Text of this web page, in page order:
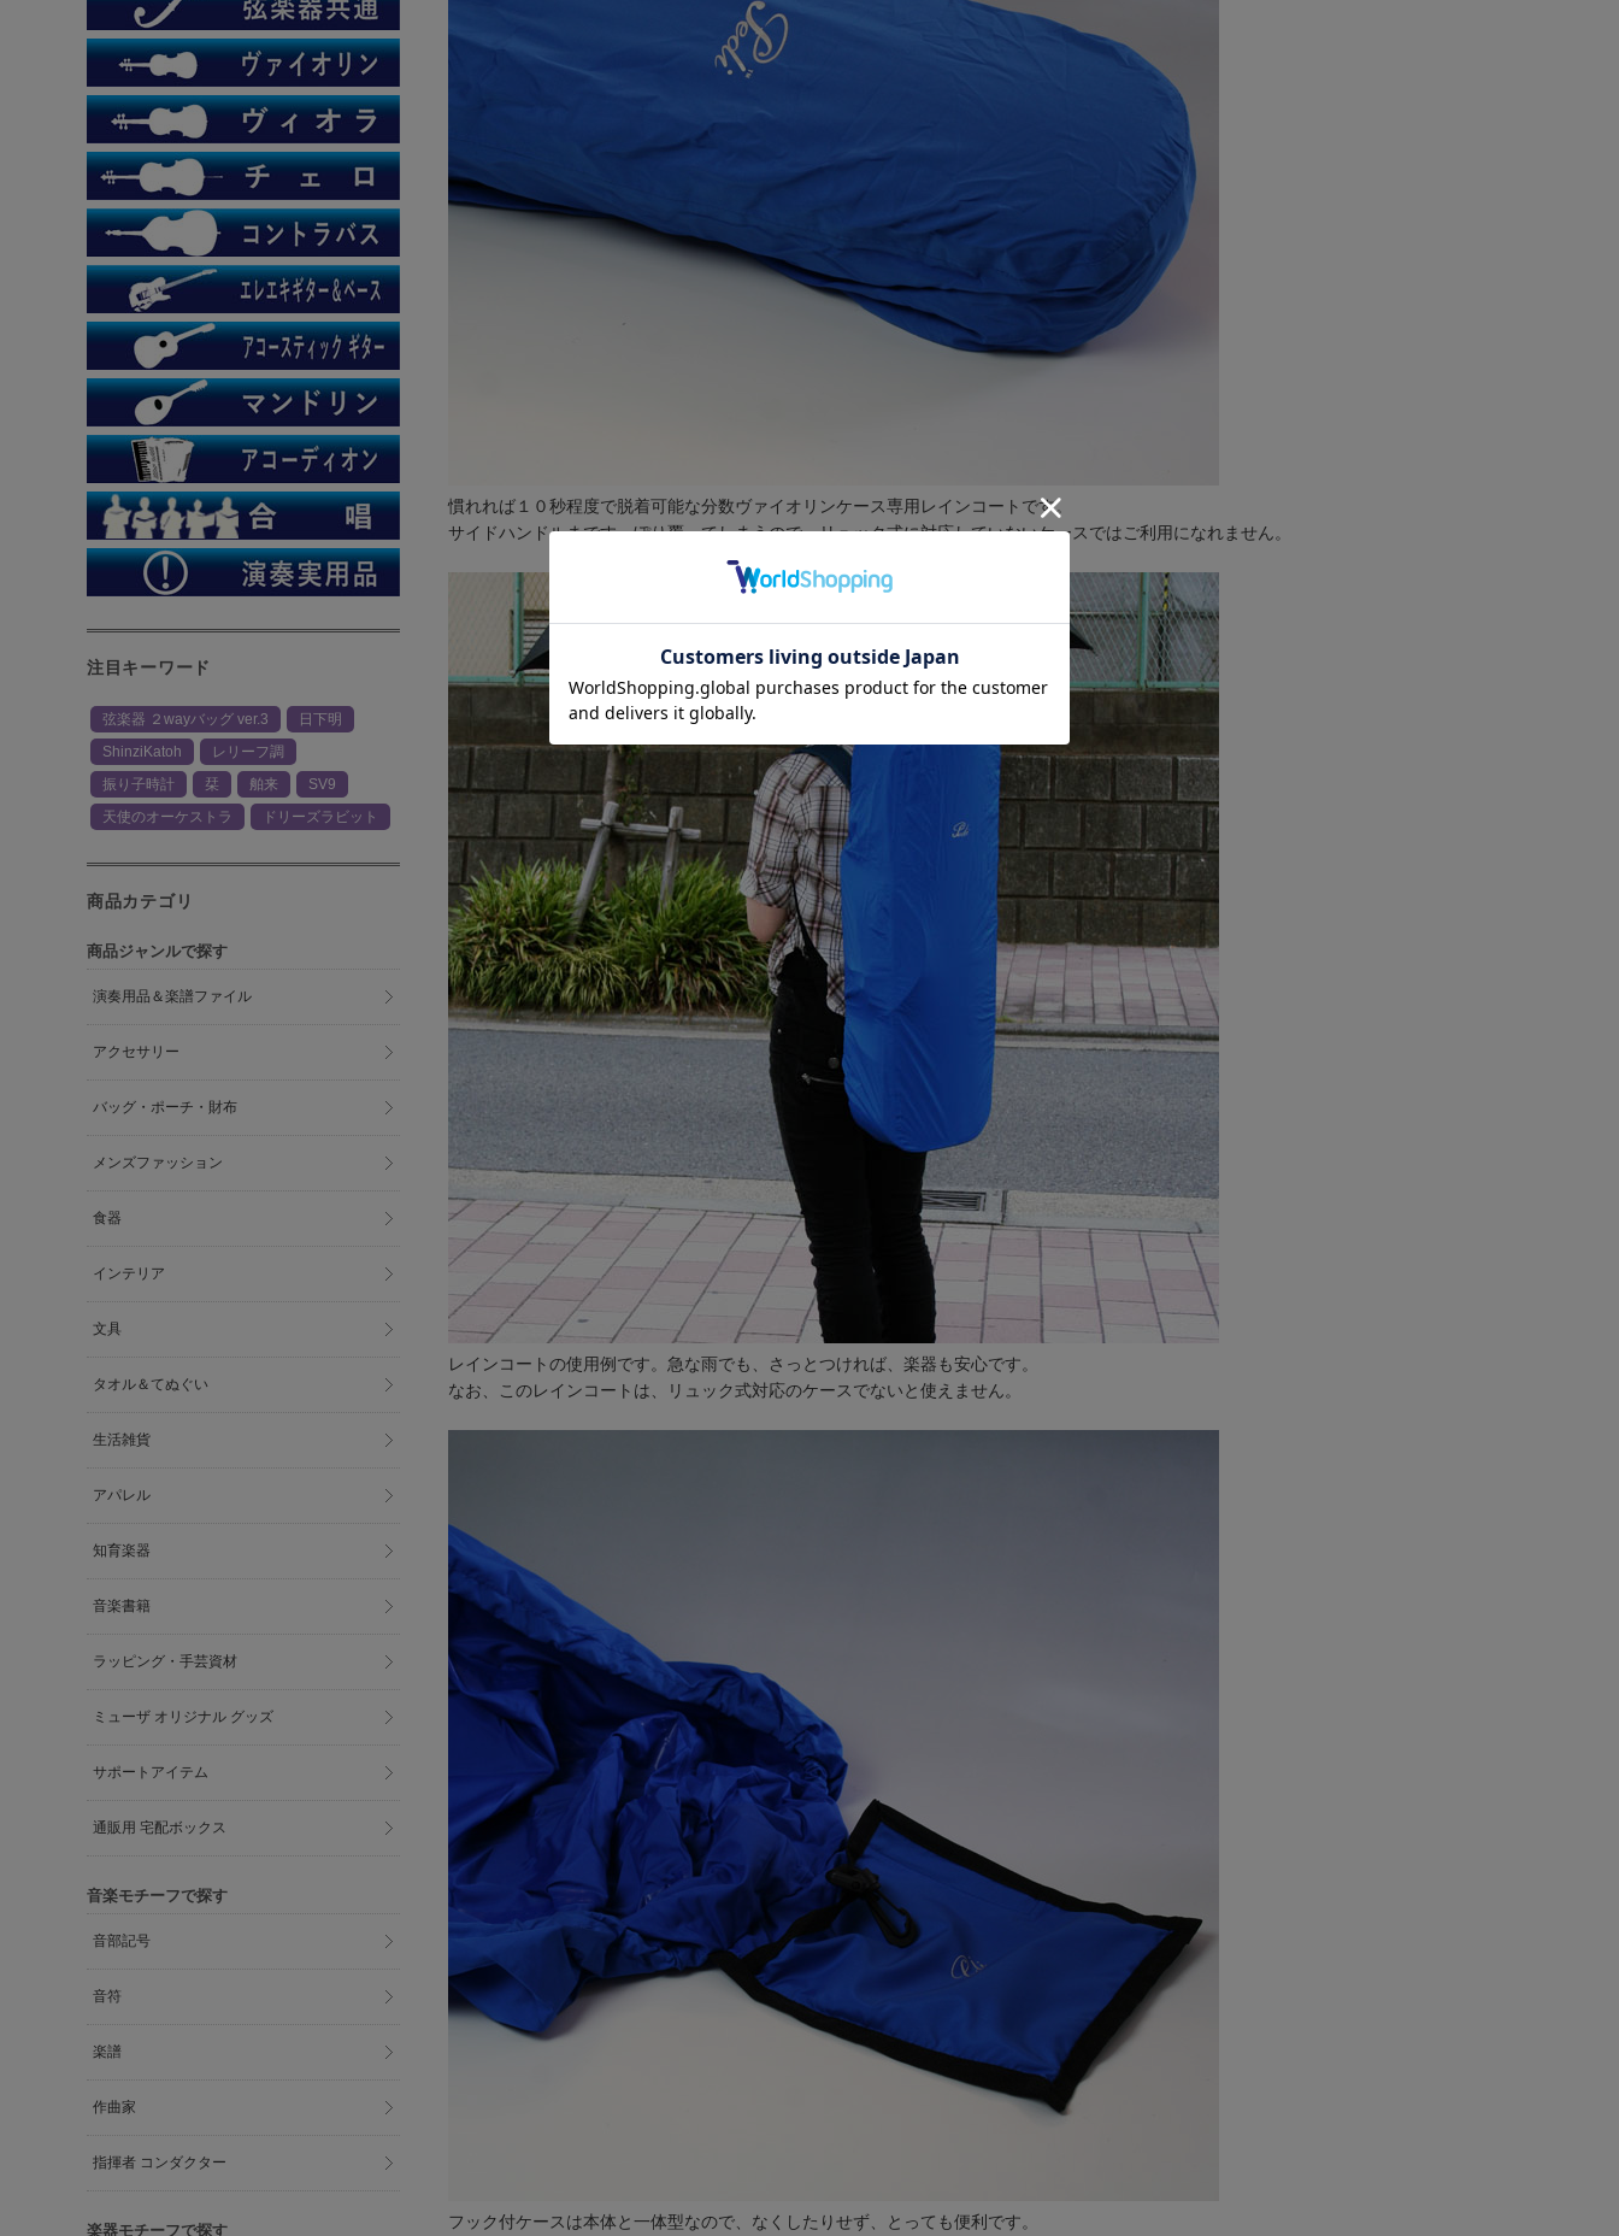
慣れれば１０秒程度で脱着可能な分数ヴァイオリンケース専用レインコートです。
サイドハンドルまですっぽり覆ってしまうので、リュック式に対応していないケースではご利用になれません。
レインコートの使用例です。急な雨でも、さっとつければ、楽器も安心です。
なお、このレインコートは、リュック式対応のケースでないと使えません。
フック付ケースは本体と一体型なので、なくしたりせず、とっても便利です。
注目キーワード
弦楽器 ２wayバッグ ver.3
日下明
ShinziKatoh
レリーフ調
振り子時計
栞 舶来
SV9
天使のオーケストラ
ドリーズラビット
商品カテゴリ
商品ジャンルで探す
演奏用品＆楽譜ファイル
アクセサリー
バッグ・ポーチ・財布
メンズファッション
食器
インテリア
文具
タオル＆てぬぐい
生活雑貨
アパレル
知育楽器
音楽書籍
ラッピング・手芸資材
ミューザ オリジナル グッズ
サポートアイテム
通販用 宅配ボックス
音楽モチーフで探す
音部記号
音符
楽譜
作曲家
指揮者 コンダクター
楽器モチーフで探す